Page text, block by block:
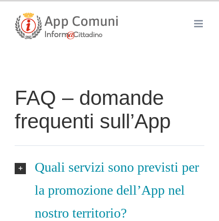
content
FAQ – domande
frequenti sull’App
Quali servizi sono previsti per
la promozione dell’App nel
nostro territorio?